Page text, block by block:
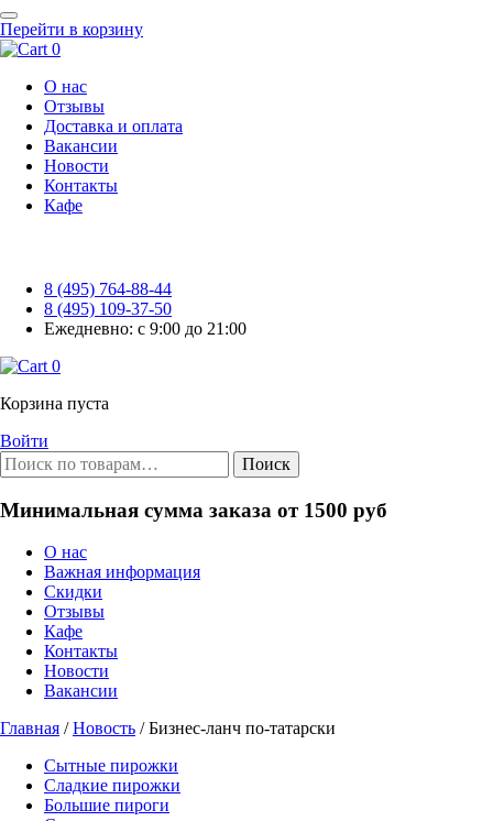
Перейти в корзину
0
О нас
Отзывы
Доставка и оплата
Вакансии
Новости
Контакты
Кафе
8 (495) 764-88-44
8 (495) 109-37-50
Ежедневно: с 9:00 до 21:00
0
Корзина пуста
Войти
Поиск
Минимальная сумма заказа от 1500 руб
О нас
Важная информация
Скидки
Отзывы
Кафе
Контакты
Новости
Вакансии
Главная /Новость / Бизнес-ланч по-татарски
Сытные пирожки
Сладкие пирожки
Большие пироги